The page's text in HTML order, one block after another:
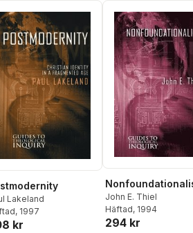
Lakeland
, 1997
kr
John E. Thiel
Häftad, 1994
294 kr